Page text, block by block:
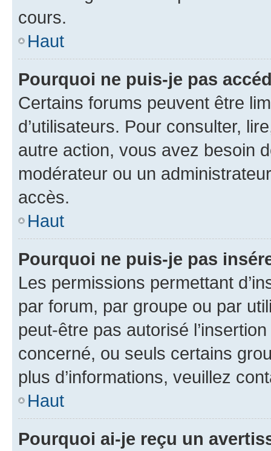
cours.
Haut
Pourquoi ne puis-je pas
Certains forums peuvent être
d’utilisateurs. Pour consulter,
autre action, vous avez besoin
modérateur ou un
accès.
Haut
Pourquoi ne puis-je pas
Les permissions permettant
par forum, par groupe ou par
peut-être pas autorisé
concerné, ou seuls certains
plus d’informations, veuillez
Haut
Pourquoi ai-je reçu un